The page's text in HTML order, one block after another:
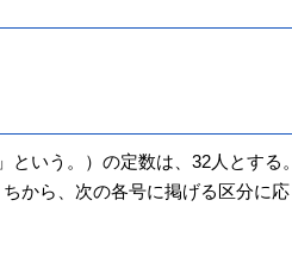
いう。）の定数は、32人とする。
から、次の各号に掲げる区分に応